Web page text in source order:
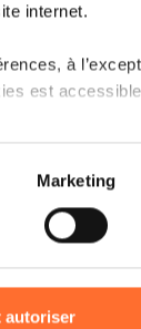
internet.
à
est accessible
les réseaux
Marketing
autoriser